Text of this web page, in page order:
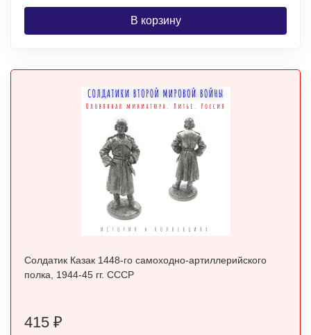
В корзину
Солдатик Казак 1448-го самоходно-артиллерийского
полка, 1944-45 гг. СССР
415 ₽